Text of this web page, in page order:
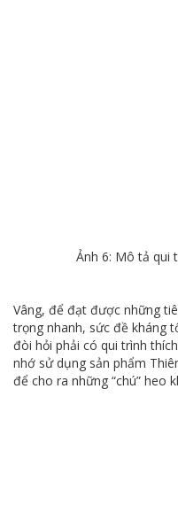
Ảnh 6: Mô tả qui
Vâng, để đạt được những
trọng nhanh, sức đề kháng
đòi hỏi phải có qui trình
nhớ sử dụng sản phẩm
để cho ra những “chú” heo